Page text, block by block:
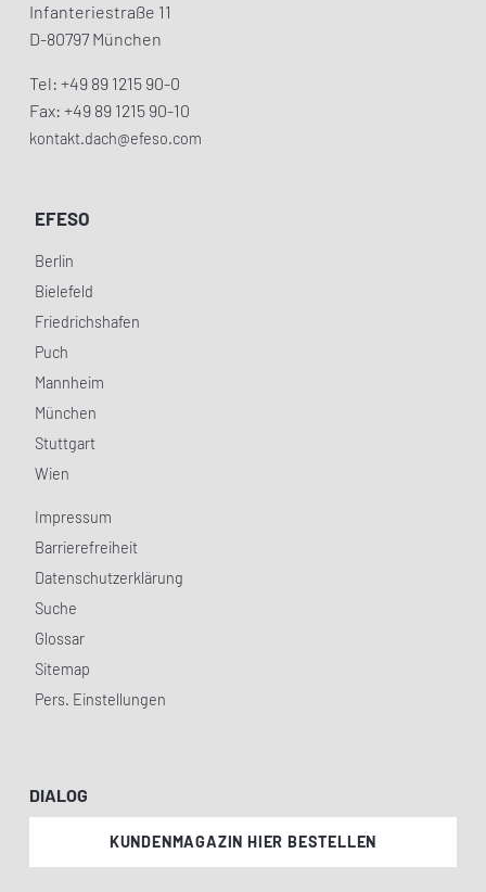
Infanteriestraße 11
D-80797 München
Tel: +49 89 1215 90-0
Fax: +49 89 1215 90-10
kontakt.dach@efeso.com
EFESO
Berlin
Bielefeld
Friedrichshafen
Puch
Mannheim
München
Stuttgart
Wien
Impressum
Barrierefreiheit
Datenschutzerklärung
Suche
Glossar
Sitemap
Pers. Einstellungen
DIALOG
KUNDENMAGAZIN HIER BESTELLEN